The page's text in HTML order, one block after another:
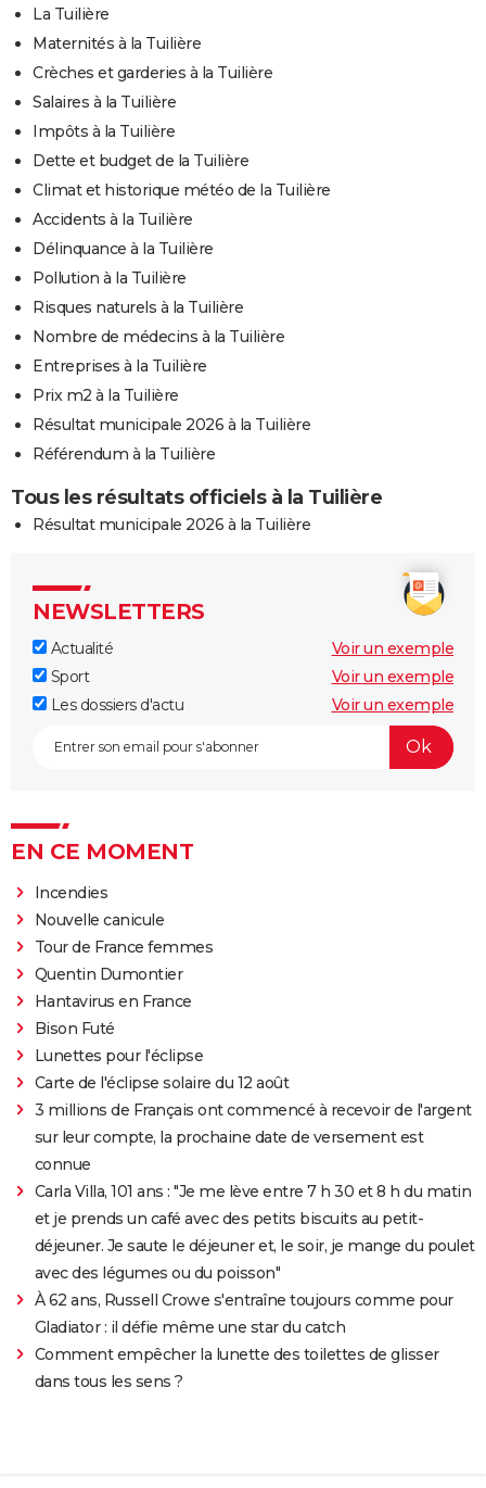
La Tuilière
Maternités à la Tuilière
Crèches et garderies à la Tuilière
Salaires à la Tuilière
Impôts à la Tuilière
Dette et budget de la Tuilière
Climat et historique météo de la Tuilière
Accidents à la Tuilière
Délinquance à la Tuilière
Pollution à la Tuilière
Risques naturels à la Tuilière
Nombre de médecins à la Tuilière
Entreprises à la Tuilière
Prix m2 à la Tuilière
Résultat municipale 2026 à la Tuilière
Référendum à la Tuilière
Tous les résultats officiels à la Tuilière
Résultat municipale 2026 à la Tuilière
NEWSLETTERS
Actualité
Voir un exemple
Sport
Voir un exemple
Les dossiers d'actu
Voir un exemple
EN CE MOMENT
Incendies
Nouvelle canicule
Tour de France femmes
Quentin Dumontier
Hantavirus en France
Bison Futé
Lunettes pour l'éclipse
Carte de l'éclipse solaire du 12 août
3 millions de Français ont commencé à recevoir de l'argent
sur leur compte, la prochaine date de versement est
connue
Carla Villa, 101 ans : "Je me lève entre 7 h 30 et 8 h du matin
et je prends un café avec des petits biscuits au petit-
déjeuner. Je saute le déjeuner et, le soir, je mange du poulet
avec des légumes ou du poisson"
À 62 ans, Russell Crowe s'entraîne toujours comme pour
Gladiator : il défie même une star du catch
Comment empêcher la lunette des toilettes de glisser
dans tous les sens ?